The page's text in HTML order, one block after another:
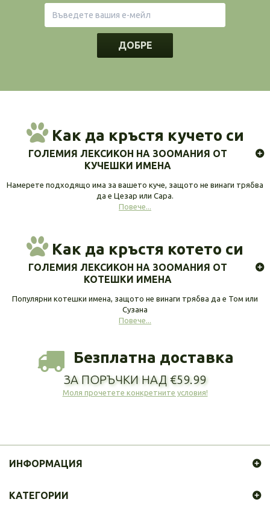
ДОБРЕ
Как да кръстя кучето си
ГОЛЕМИЯ ЛЕКСИКОН НА ЗООМАНИЯ ОТ
КУЧЕШКИ ИМЕНА
Намерете подходящо има за вашето куче, защото не винаги трябва
да е Цезар или Сара.
Повече...
Как да кръстя котето си
ГОЛЕМИЯ ЛЕКСИКОН НА ЗООМАНИЯ ОТ
КОТЕШКИ ИМЕНА
Популярни котешки имена, защото не винаги трябва да е Том или
Сузана
Повече...
Безплатна доставка
ЗА ПОРЪЧКИ НАД €59.99
Моля прочетете конкретните условия!
ИНФОРМАЦИЯ
КАТЕГОРИИ